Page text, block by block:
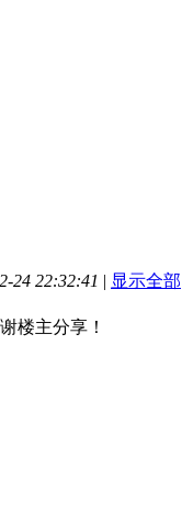
24 22:32:41 | 显示全部
楼主分享！